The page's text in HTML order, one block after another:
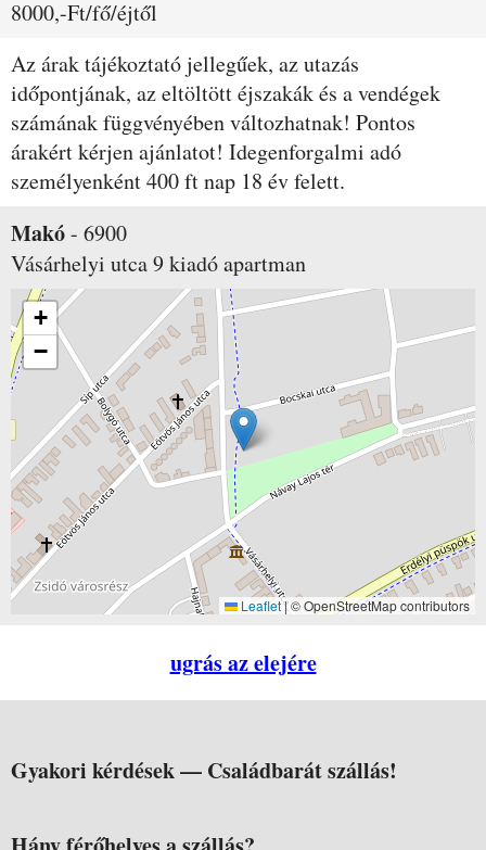
8000,-Ft/fő/éjtől
Az árak tájékoztató jellegűek, az utazás
időpontjának, az eltöltött éjszakák és a vendégek
számának függvényében változhatnak! Pontos
árakért kérjen ajánlatot! Idegenforgalmi adó
személyenként 400 ft nap 18 év felett.
Makó- 6900
Vásárhelyi utca 9kiadó apartman
+
−
Leaflet|© OpenStreetMap contributors
ugrás az elejére
Gyakori kérdések — Családbarát szállás!